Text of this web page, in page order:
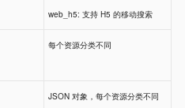
web_h5: 支持 H5 的移动搜索
每个资源分类不同
JSON 对象，每个资源分类不同